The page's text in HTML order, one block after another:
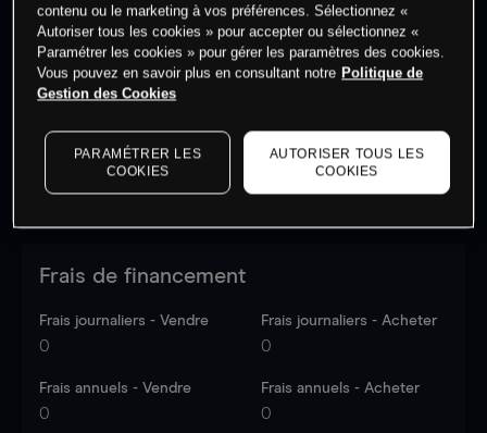
Les prix sont indicatifs.Connectez-vouspour voir les
dernières données du marché. Log into see latest
market data
Frais de financement
Frais journaliers - Vendre
0
Frais journaliers - Acheter
0
Frais annuels - Vendre
0
Frais annuels - Acheter
0
contenu ou le marketing à vos préférences. Sélectionnez «
Autoriser tous les cookies » pour accepter ou sélectionnez «
Paramétrer les cookies » pour gérer les paramètres des cookies.
Vous pouvez en savoir plus en consultant notre Politique de
Gestion des Cookies
PARAMÉTRER LES
COOKIES
AUTORISER TOUS LES
COOKIES